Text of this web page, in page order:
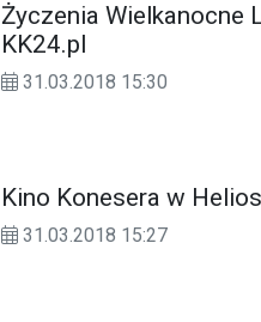
Życzenia Wielkanocne
KK24.pl
31.03.2018 15:30
Kino Konesera w
31.03.2018 15:27